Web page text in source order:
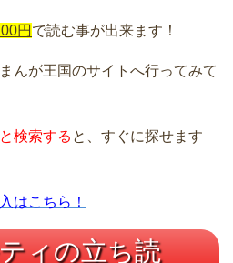
円 で読む事が出来ます！
んが王国のサイトへ行ってみて
検索する と、すぐに探せます
はこちら！
ィの立ち読